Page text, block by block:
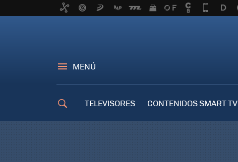
MENÚ
TELEVISORES CONTENIDOS SMART TV